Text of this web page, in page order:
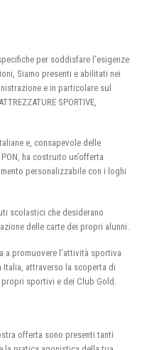
per soddisfare l’esigenze
Siamo presenti e abilitati nei
e in particolare sul
SPORTIVE,
e, consapevole delle
ha costruito un’offerta
personalizzabile con i loghi
scolastici che desiderano
delle carte dei propri alunni.
a promuovere l’attività sportiva
attraverso la scoperta di
sportivi e dei Club Gold.
offerta sono presenti tanti